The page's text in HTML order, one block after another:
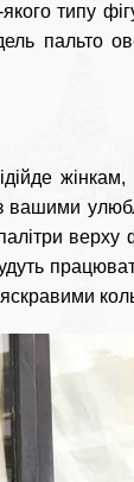
типу
пальто
жінкам,
вашими